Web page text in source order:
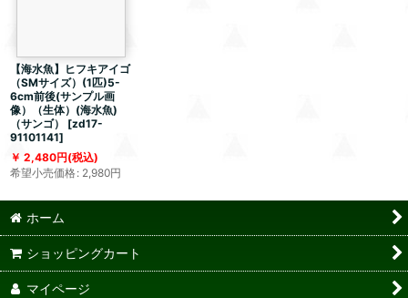
【海水魚】ヒフキアイゴ
（SMサイズ）(1匹)5-
6cm前後(サンプル画
像）（生体）(海水魚)
（サンゴ）
[zd17-
91101141]
2,480円(税込)
希望小売価格: 2,980円
ホーム
ショッピングカート
マイページ